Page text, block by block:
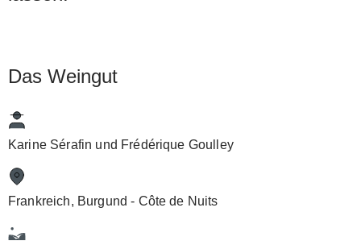
Das Weingut
Karine Sérafin und Frédérique Goulley
Frankreich, Burgund - Côte de Nuits